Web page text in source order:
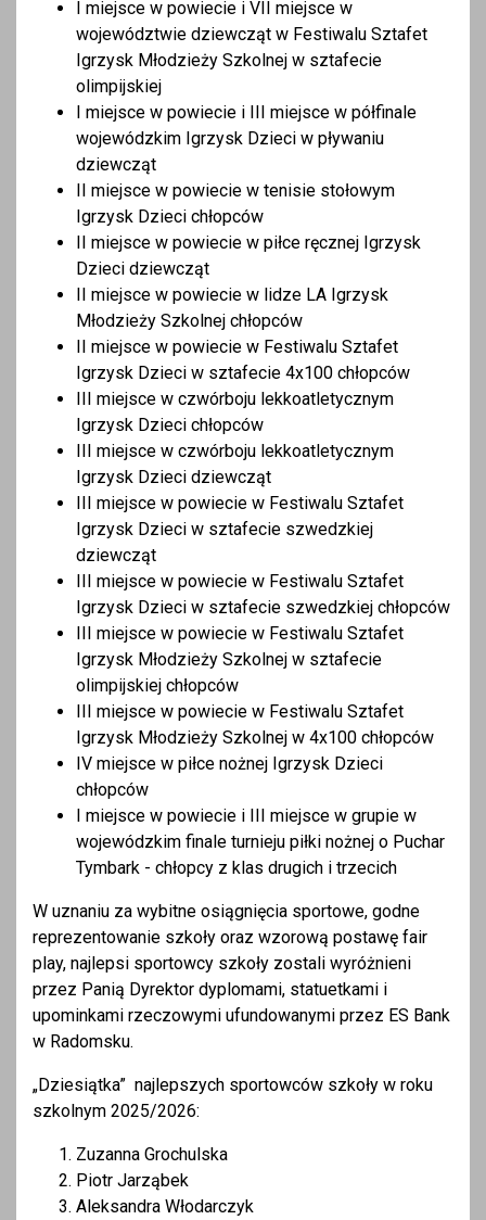
I miejsce w powiecie i VII miejsce w
województwie dziewcząt w Festiwalu Sztafet
Igrzysk Młodzieży Szkolnej w sztafecie
olimpijskiej
I miejsce w powiecie i III miejsce w półfinale
wojewódzkim Igrzysk Dzieci w pływaniu
dziewcząt
II miejsce w powiecie w tenisie stołowym
Igrzysk Dzieci chłopców
II miejsce w powiecie w piłce ręcznej Igrzysk
Dzieci dziewcząt
II miejsce w powiecie w lidze LA Igrzysk
Młodzieży Szkolnej chłopców
II miejsce w powiecie w Festiwalu Sztafet
Igrzysk Dzieci w sztafecie 4x100 chłopców
III miejsce w czwórboju lekkoatletycznym
Igrzysk Dzieci chłopców
III miejsce w czwórboju lekkoatletycznym
Igrzysk Dzieci dziewcząt
III miejsce w powiecie w Festiwalu Sztafet
Igrzysk Dzieci w sztafecie szwedzkiej
dziewcząt
III miejsce w powiecie w Festiwalu Sztafet
Igrzysk Dzieci w sztafecie szwedzkiej chłopców
III miejsce w powiecie w Festiwalu Sztafet
Igrzysk Młodzieży Szkolnej w sztafecie
olimpijskiej chłopców
III miejsce w powiecie w Festiwalu Sztafet
Igrzysk Młodzieży Szkolnej w 4x100 chłopców
IV miejsce w piłce nożnej Igrzysk Dzieci
chłopców
I miejsce w powiecie i III miejsce w grupie w
wojewódzkim finale turnieju piłki nożnej o Puchar
Tymbark - chłopcy z klas drugich i trzecich
W uznaniu za wybitne osiągnięcia sportowe, godne
reprezentowanie szkoły oraz wzorową postawę fair
play, najlepsi sportowcy szkoły zostali wyróżnieni
przez Panią Dyrektor dyplomami, statuetkami i
upominkami rzeczowymi ufundowanymi przez ES Bank
w Radomsku.
„Dziesiątka” najlepszych sportowców szkoły w roku
szkolnym 2025/2026:
Zuzanna Grochulska
Piotr Jarząbek
Aleksandra Włodarczyk